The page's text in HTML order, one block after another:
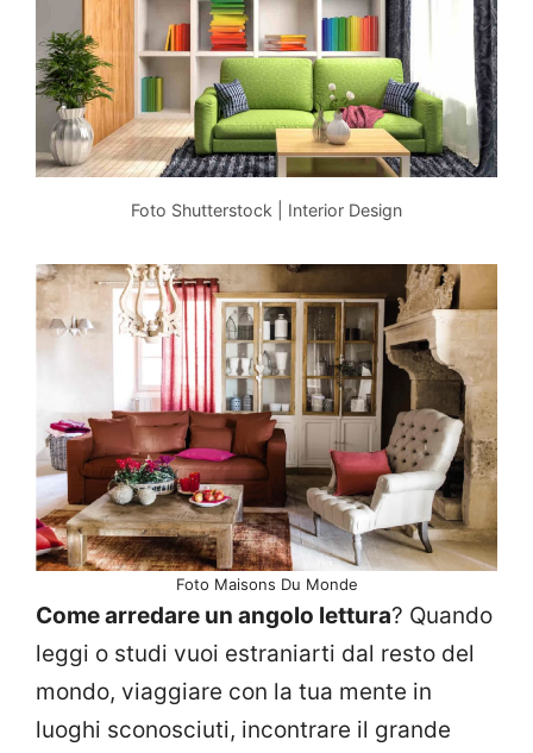
Foto Shutterstock | Interior Design
Foto Maisons Du Monde
Come arredare un angolo lettura? Quando
leggi o studi vuoi estraniarti dal resto del
mondo, viaggiare con la tua mente in
luoghi sconosciuti, incontrare il grande